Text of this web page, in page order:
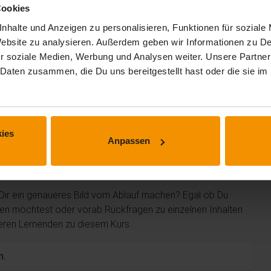
und Anzeigen zu personalisieren, Funktionen für soziale
zu analysieren. Außerdem geben wir Informationen zu
soziale Medien, Werbung und Analysen weiter. Unsere
zusammen, die Du uns bereitgestellt hast oder die sie
Anpassen
Kurs
ein genaueres Bild vom Ablauf machen? Egal ob Du
möchtest oder vorab Rückfragen zu einzelnen Inhalten
Lernenden zu diesem Kurs.